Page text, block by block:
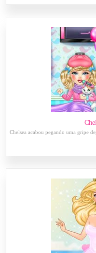
Chelsea acabou pegando uma gripe